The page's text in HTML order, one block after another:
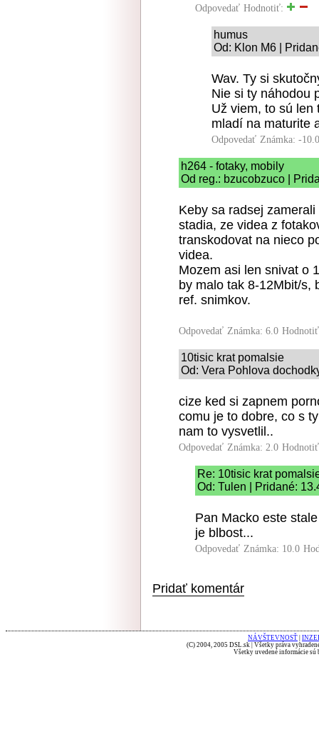
Odpovedať Hodnotiť:
humus
Od: Klon M6 |
Wav. Ty si
Nie si ty náhodou
Už viem, to sú len
mladí na maturite
Odpovedať Známka: -10.0
h264 - fotaky, mobily
Od reg.: bzucobzuco |
Keby sa radsej
stadia, ze videa z
transkodovat na nieco
videa.
Mozem asi len snivat o
by malo tak 8-12Mbit/s,
ref. snimkov.
Odpovedať Známka: 6.0
10tisic krat pomalsie
Od: Vera Pohlova
cize ked si zapnem
comu je to dobre, co s
nam to vysvetlil..
Odpovedať Známka: 2.0
Re: 10tisic krat
Od: Tulen | Pridané:
Pan Macko este
je blbost...
Odpovedať Známka: 10.0
Pridať komentár
NÁVŠTEVNOSŤ
(C) 2004, 2005 DSL.sk | Všetky práva
Všetky uvedené informácie sú